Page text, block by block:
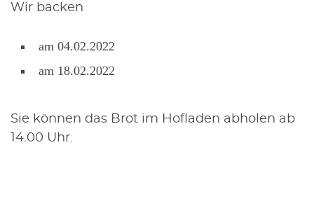
Wir backen
am 04.02.2022
am 18.02.2022
Sie kön­nen das Brot im Hof­la­den abho­len ab
14.00 Uhr.